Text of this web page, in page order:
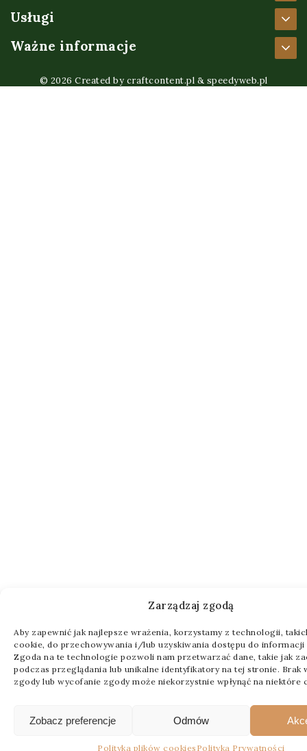
Zarządzaj zgodą
Aby zapewnić jak najlepsze wrażenia, korzystamy z technologii,
cookie, do przechowywania i/lub uzyskiwania dostępu do informacji
Zgoda na te technologie pozwoli nam przetwarzać dane, takie jak
podczas przeglądania lub unikalne identyfikatory na tej stronie. Brak
zgody lub wycofanie zgody może niekorzystnie wpłynąć na niektóre
Odmów
Zobacz preferencje
Polityka plików cookies Polityka Prywatności
Usługi
Ważne informacje
© 2026 Created by craftcontent.pl & speedyweb.pl